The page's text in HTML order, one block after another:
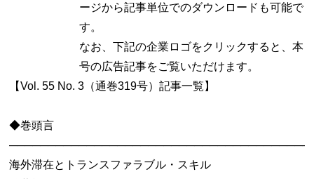
ージから記事単位でのダウンロードも可能で
す。
なお、下記の企業ロゴをクリックすると、本
号の広告記事をご覧いただけます。
【Vol. 55 No. 3（通巻319号）記事一覧】
◆巻頭言
海外滞在とトランスファラブル・スキル